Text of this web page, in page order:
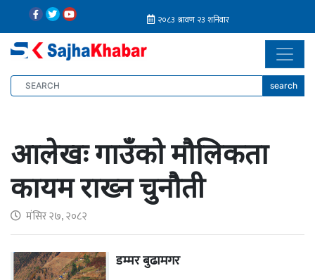
search
आलेखः गाउँको मौलिकता
कायम राख्न चुनौती
मंसिर २७, २०८२
डम्मर बुढामगर